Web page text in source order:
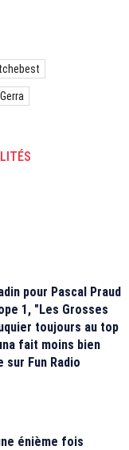
pour Pascal Praud
1, "Les Grosses
toujours au top
fait moins bien
sur Fun Radio
énième fois